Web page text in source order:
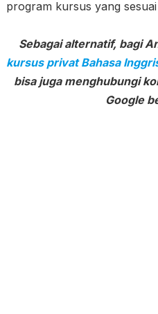
program kursus yang
Sebagai alternatif, bagi
kursus privat Bahasa
bisa juga menghubungi
Google